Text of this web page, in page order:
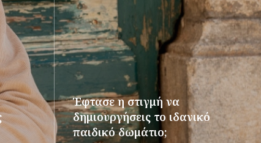
Έφτασε η στιγμή να
δημιουργήσεις το ιδανικό
παιδικό δωμάτιο;